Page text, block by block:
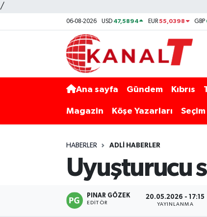
/
06-08-2026 USD 47,5894 EUR55,0398 GBP
Ana sayfa Gündem Kıbrıs
Magazin Köşe Yazarları
HABERLER ADLI HABERLER
Uyuşturucu
PINAR GÖZEK
EDITÖR
20.05.2026 - 17:15
YAYINLANMA